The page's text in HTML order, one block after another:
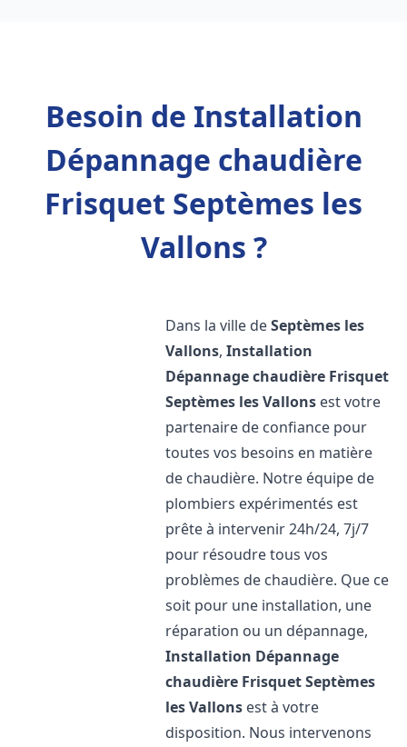
Besoin de Installation
Dépannage chaudière
Frisquet Septèmes les
Vallons ?
Dans la ville deSeptèmes les
Vallons,Installation
Dépannage chaudière Frisquet
Septèmes les Vallons est votre
partenaire de confiance pour
toutes vos besoins en matière
de chaudière. Notre équipe de
plombiers expérimentés est
prête à intervenir 24h/24, 7j/7
pour résoudre tous vos
problèmes de chaudière. Que ce
soit pour une installation, une
réparation ou un dépannage,
Installation Dépannage
chaudière FrisquetSeptèmes
les Vallons est à votre
disposition. Nous intervenons